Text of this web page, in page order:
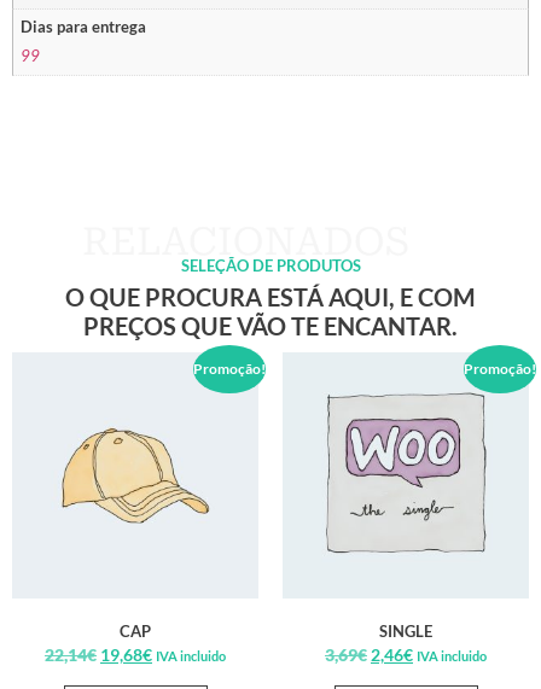
Dias para entrega
99
SELEÇÃO DE PRODUTOS
O QUE PROCURA ESTÁ AQUI, E COM
PREÇOS QUE VÃO TE ENCANTAR.
Promoção!
CAP
22,14€ 19,68€ IVA incluido
Promoção!
SINGLE
3,69€ 2,46€ IVA incluido